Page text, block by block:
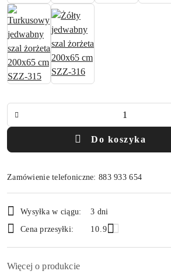
Do koszyka
Zamówienie telefoniczne: 883 933 654
i
dostawa
Wysyłka w ciągu:
3 dni
Cena przesyłki:
10.9
Więcej o produkcie